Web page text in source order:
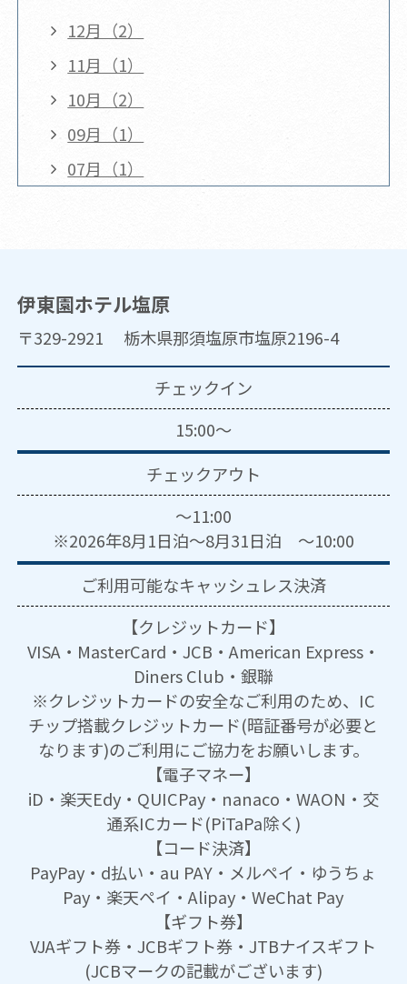
12月（2）
11月（1）
10月（2）
09月（1）
07月（1）
伊東園ホテル塩原
〒329-2921 栃木県那須塩原市塩原2196-4
チェックイン
15:00～
チェックアウト
～11:00
※2026年8月1日泊～8月31日泊 ～10:00
ご利用可能なキャッシュレス決済
【クレジットカード】
VISA・MasterCard・JCB・American Express・
Diners Club・銀聯
※クレジットカードの安全なご利用のため、IC
チップ搭載クレジットカード(暗証番号が必要と
なります)のご利用にご協力をお願いします。
【電子マネー】
iD・楽天Edy・QUICPay・nanaco・WAON・交
通系ICカード(PiTaPa除く)
【コード決済】
PayPay・d払い・au PAY・メルペイ・ゆうちょ
Pay・楽天ペイ・Alipay・WeChat Pay
【ギフト券】
VJAギフト券・JCBギフト券・JTBナイスギフト
(JCBマークの記載がございます)